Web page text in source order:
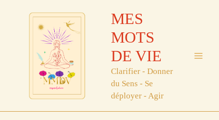
MES
MOTS
DE VIE
Clarifier - Donner
du Sens - Se
déployer - Agir